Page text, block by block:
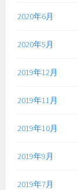
2020年6月
2020年5月
2019年12月
2019年11月
2019年10月
2019年9月
2019年7月